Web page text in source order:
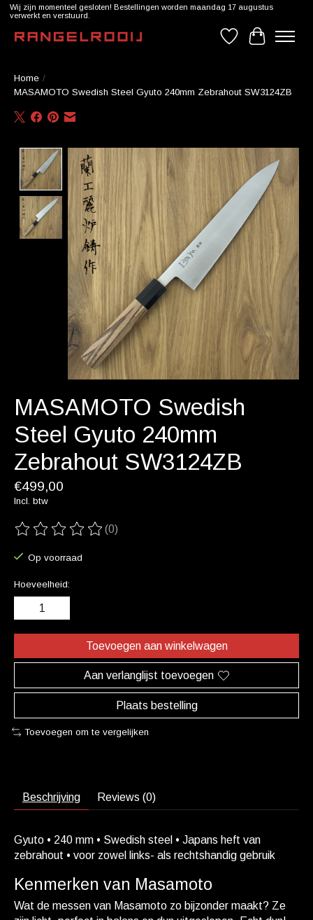
Wij zijn momenteel gesloten! Bestellingen worden maandag 17 augustus
verwerkt en verstuurd.
Verlanglijst
Home /
MASAMOTO Swedish Steel Gyuto 240mm Zebrahout SW3124ZB
Product image slideshow Items
MASAMOTO Swedish
Steel Gyuto 240mm
Zebrahout SW3124ZB
€499,00
Incl. btw
De beoordeling van dit product is
(0)
Op voorraad
Hoeveelheid:
Toevoegen aan winkelwagen
Aan verlanglijst toevoegen
Plaats bestelling
Toevoegen om te vergelijken
Beschrijving Reviews (0)
Gyuto • 240 mm • Swedish steel • Japans heft van
zebrahout • voor zowel links- als rechtshandig gebruik
Kenmerken van Masamoto
Wat de messen van Masamoto zo bijzonder maakt? Ze